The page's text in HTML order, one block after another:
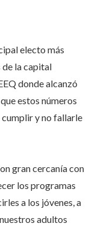
electo más
la capital
donde alcanzó
estos números
y no fallarle
gran cercanía con
los programas
a los jóvenes, a
adultos